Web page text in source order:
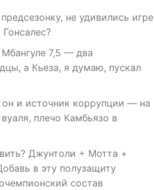
не удивились игре
7,5 — два
а Кьеза, я думаю, пускал
и источник коррупции — на
плечо Камбьязо в
Джунтоли + Мотта +
в эту полузащиту
состав